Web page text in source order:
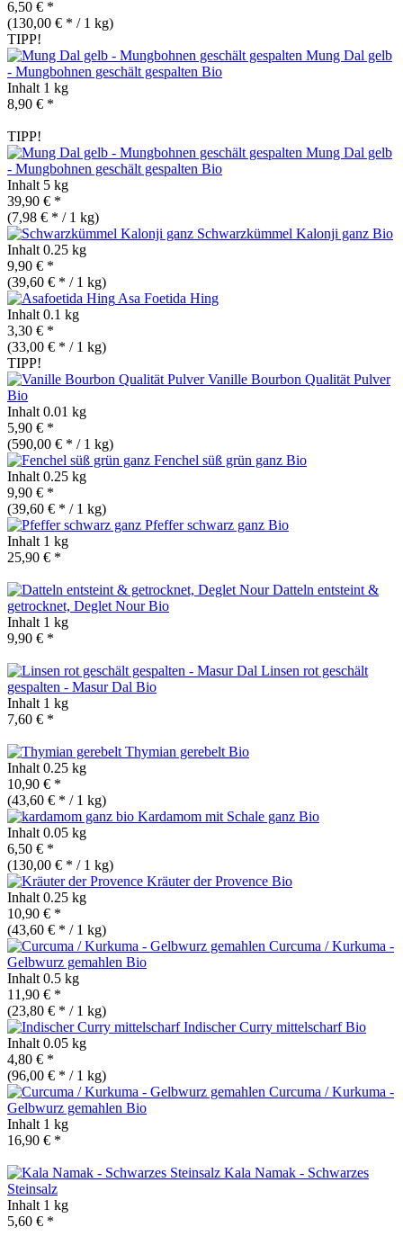
6,50 € *
(130,00 € * / 1 kg)
TIPP!
Mung Dal gelb
- Mungbohnen geschält gespalten Bio
Inhalt 1 kg
8,90 € *
TIPP!
Mung Dal gelb
- Mungbohnen geschält gespalten Bio
Inhalt 5 kg
39,90 € *
(7,98 € * / 1 kg)
Schwarzkümmel Kalonji ganz Bio
Inhalt 0.25 kg
9,90 € *
(39,60 € * / 1 kg)
Asa Foetida Hing
Inhalt 0.1 kg
3,30 € *
(33,00 € * / 1 kg)
TIPP!
Vanille Bourbon Qualität Pulver
Bio
Inhalt 0.01 kg
5,90 € *
(590,00 € * / 1 kg)
Fenchel süß grün ganz Bio
Inhalt 0.25 kg
9,90 € *
(39,60 € * / 1 kg)
Pfeffer schwarz ganz Bio
Inhalt 1 kg
25,90 € *
Datteln entsteint &
getrocknet, Deglet NourBio
Inhalt 1 kg
9,90 € *
Linsen rot geschält
gespalten - Masur Dal Bio
Inhalt 1 kg
7,60 € *
Thymian gerebelt Bio
Inhalt 0.25 kg
10,90 € *
(43,60 € * / 1 kg)
Kardamom mit Schale ganz Bio
Inhalt 0.05 kg
6,50 € *
(130,00 € * / 1 kg)
Kräuter der Provence Bio
Inhalt 0.25 kg
10,90 € *
(43,60 € * / 1 kg)
Curcuma / Kurkuma -
Gelbwurz gemahlen Bio
Inhalt 0.5 kg
11,90 € *
(23,80 € * / 1 kg)
Indischer Curry mittelscharfBio
Inhalt 0.05 kg
4,80 € *
(96,00 € * / 1 kg)
Curcuma / Kurkuma -
Gelbwurz gemahlen Bio
Inhalt 1 kg
16,90 € *
Kala Namak - Schwarzes
Steinsalz
Inhalt 1 kg
5,60 € *